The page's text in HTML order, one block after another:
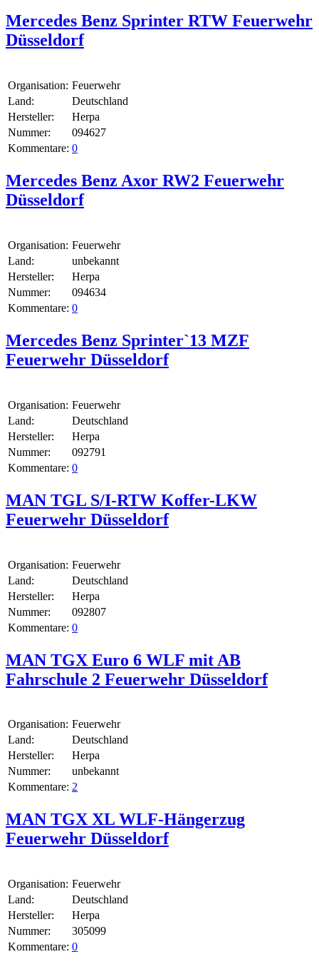
Mercedes Benz Sprinter RTW Feuerwehr
Düsseldorf
Organisation: Feuerwehr
Land:
Deutschland
Hersteller:
Herpa
Nummer:
094627
Kommentare: 0
Mercedes Benz Axor RW2 Feuerwehr
Düsseldorf
Organisation: Feuerwehr
Land:
unbekannt
Hersteller:
Herpa
Nummer:
094634
Kommentare: 0
Mercedes Benz Sprinter`13 MZF
Feuerwehr Düsseldorf
Organisation: Feuerwehr
Land:
Deutschland
Hersteller:
Herpa
Nummer:
092791
Kommentare: 0
MAN TGL S/I-RTW Koffer-LKW
Feuerwehr Düsseldorf
Organisation: Feuerwehr
Land:
Deutschland
Hersteller:
Herpa
Nummer:
092807
Kommentare: 0
MAN TGX Euro 6 WLF mit AB
Fahrschule 2 Feuerwehr Düsseldorf
Organisation: Feuerwehr
Land:
Deutschland
Hersteller:
Herpa
Nummer:
unbekannt
Kommentare: 2
MAN TGX XL WLF-Hängerzug
Feuerwehr Düsseldorf
Organisation: Feuerwehr
Land:
Deutschland
Hersteller:
Herpa
Nummer:
305099
Kommentare: 0